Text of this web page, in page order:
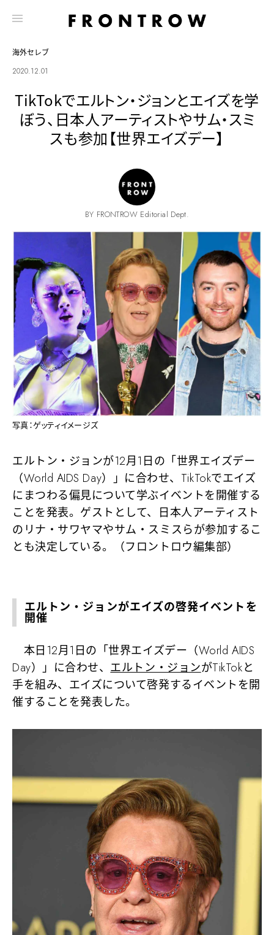
海外セレブ
2020.12.01
TikTokでエルトン・ジョンとエイズを学
ぼう、日本人アーティストやサム・スミ
スも参加【世界エイズデー】
BY FRONTROW Editorial Dept.
写真：ゲッティイメージズ
エルトン・ジョンが12月1日の「世界エイズデー
（World AIDS Day）」に合わせ、TikTokでエイズ
にまつわる偏見について学ぶイベントを開催する
ことを発表。ゲストとして、日本人アーティスト
のリナ・サワヤマやサム・スミスらが参加するこ
とも決定している。（フロントロウ編集部）
エルトン・ジョンがエイズの啓発イベントを
開催
本日12月1日の「世界エイズデー（World AIDS
Day）」に合わせ、エルトン・ジョンがTikTokと
手を組み、エイズについて啓発するイベントを開
催することを発表した。